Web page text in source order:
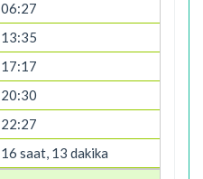
06:27
13:35
17:17
20:30
22:27
16 saat, 13 dakika